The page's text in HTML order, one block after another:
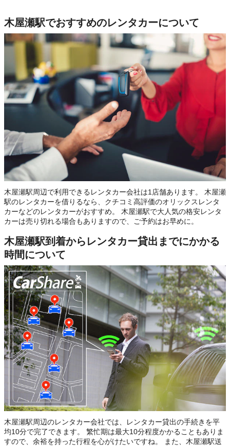
木屋瀬駅でおすすめのレンタカーについて
木屋瀬駅周辺で利用できるレンタカー会社は1店舗あります。 木屋瀬
駅のレンタカーを借りるなら、クチコミ高評価のオリックスレンタ
カーなどのレンタカーがおすすめ。 木屋瀬駅で大人気の格安レンタ
カーは売り切れる場合もありますので、ご予約はお早めに。
木屋瀬駅到着からレンタカー貸出までにかかる
時間について
木屋瀬駅周辺のレンタカー会社では、レンタカー貸出の手続きを平
均10分で完了できます。 繁忙期は最大10分程度かかることもありま
すので、余裕を持った行程を心がけたいですね。 また、木屋瀬駅送